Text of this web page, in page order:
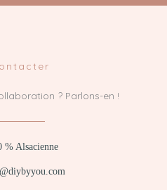
? Parlons-en !
% Alsacienne